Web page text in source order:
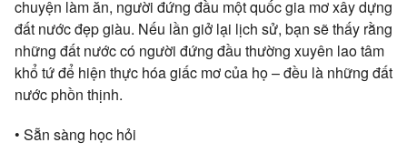
chuyện làm ăn, người đứng đầu một quốc gia mơ xây dựng
đất nước đẹp giàu. Nếu lần giở lại lịch sử, bạn sẽ thấy rằng
những đất nước có người đứng đầu thường xuyên lao tâm
khổ tứ để hiện thực hóa giấc mơ của họ – đều là những đất
nước phồn thịnh.
• Sẵn sàng học hỏi